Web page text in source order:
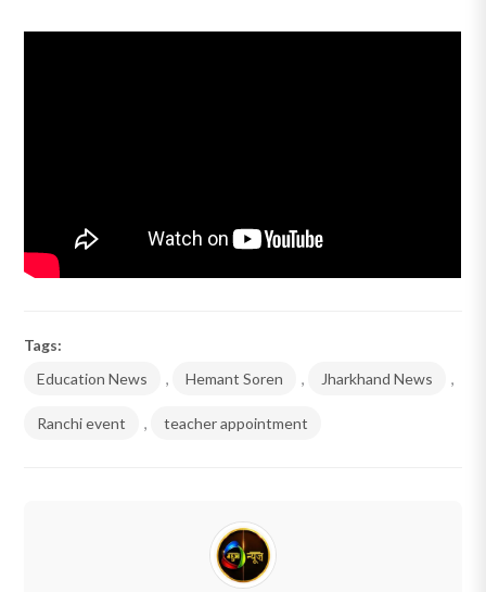
Tags:
Education News
, Hemant Soren , Jharkhand News ,
Ranchi event , teacher appointment